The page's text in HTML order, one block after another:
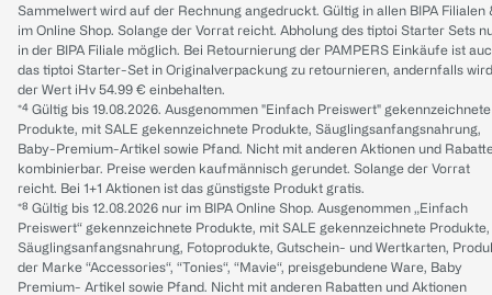
Sammelwert wird auf der Rechnung angedruckt. Gültig in allen BIPA Filialen
im Online Shop. Solange der Vorrat reicht. Abholung des tiptoi Starter Sets
in der BIPA Filiale möglich. Bei Retournierung der PAMPERS Einkäufe ist
das tiptoi Starter-Set in Originalverpackung zu retournieren, andernfalls wird
der Wert iHv 54.99 € einbehalten.
*⁴ Gültig bis 19.08.2026. Ausgenommen "Einfach Preiswert" gekennzeichnete
Produkte, mit SALE gekennzeichnete Produkte, Säuglingsanfangsnahrung,
Baby-Premium-Artikel sowie Pfand. Nicht mit anderen Aktionen und
kombinierbar. Preise werden kaufmännisch gerundet. Solange der Vorrat
reicht. Bei 1+1 Aktionen ist das günstigste Produkt gratis.
*⁸ Gültig bis 12.08.2026 nur im BIPA Online Shop. Ausgenommen „Einfach
Preiswert“ gekennzeichnete Produkte, mit SALE gekennzeichnete Produkte,
Säuglingsanfangsnahrung, Fotoprodukte, Gutschein- und Wertkarten,
der Marke “Accessories“, “Tonies“, “Mavie“, preisgebundene Ware, Baby
Premium- Artikel sowie Pfand. Nicht mit anderen Rabatten und Aktionen